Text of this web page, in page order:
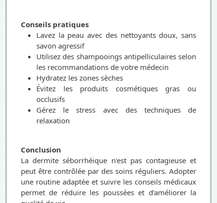
Conseils pratiques
Lavez la peau avec des nettoyants doux, sans
savon agressif
Utilisez des shampooings antipelliculaires selon
les recommandations de votre médecin
Hydratez les zones sèches
Évitez les produits cosmétiques gras ou
occlusifs
Gérez le stress avec des techniques de
relaxation
Conclusion
La dermite séborrhéique n'est pas contagieuse et
peut être contrôlée par des soins réguliers. Adopter
une routine adaptée et suivre les conseils médicaux
permet de réduire les poussées et d’améliorer la